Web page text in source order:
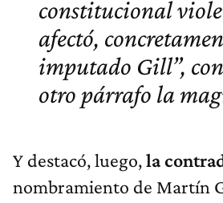
constitucional
afectó,
imputado Gill”,
otro párrafo la
Y destacó, luego,la
nombramiento de Martín